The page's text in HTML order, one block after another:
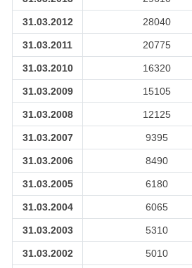
31.03.2012 28040
31.03.2011 20775
31.03.2010 16320
31.03.2009 15105
31.03.2008 12125
31.03.2007 9395
31.03.2006 8490
31.03.2005 6180
31.03.2004 6065
31.03.2003 5310
31.03.2002 5010